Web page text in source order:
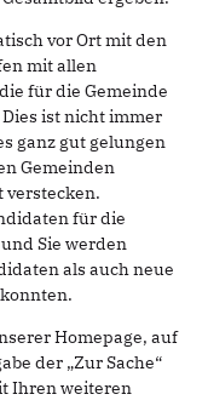
vor Ort mit den
mit allen
für die Gemeinde
ist nicht immer
ganz gut gelungen
Gemeinden
verstecken.
für die
Sie werden
als auch neue
Homepage, auf
der „Zur Sache“
Ihren weiteren